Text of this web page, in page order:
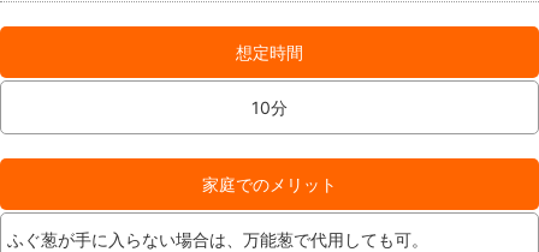
想定時間
10分
家庭でのメリット
ふぐ葱が手に入らない場合は、万能葱で代用しても可。